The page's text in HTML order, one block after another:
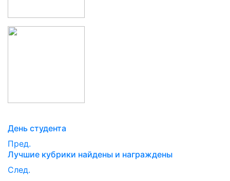
День студента
Пред.
Лучшие кубрики найдены и награждены
След.